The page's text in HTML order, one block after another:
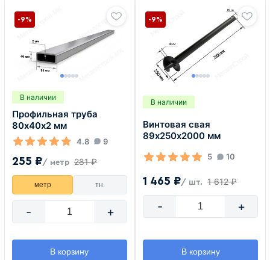
В наличии
Профильная труба
80х40х2 мм
4.8 9
255 ₽/ метр 281 ₽
-9%
метр тн.
- +
В корзину
В наличии
Винтовая свая
89х250х2000 мм
5 10
1 465 ₽/ шт. 1 612 ₽
-9%
- +
В корзину